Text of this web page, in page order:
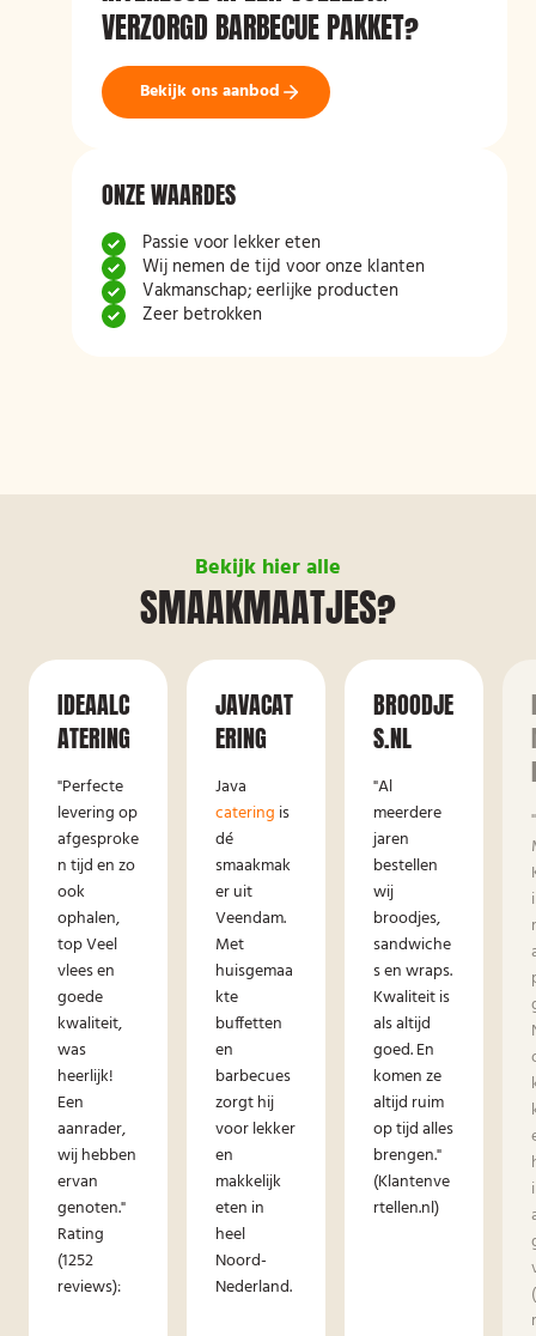
VERZORGD BARBECUE PAKKET?
Bekijk ons aanbod
ONZE WAARDES
Passie voor lekker eten
Wij nemen de tijd voor onze klanten
Vakmanschap; eerlijke producten
Zeer betrokken
Bekijk hier alle
SMAAKMAATJES?
IDEAALC
ATERING
"Perfecte
levering op
afgesproke
n tijd en zo
ook
ophalen,
top Veel
vlees en
goede
kwaliteit,
was
heerlijk!
Een
aanrader,
wij hebben
ervan
genoten."
Rating
(1252
reviews):
JAVACAT
ERING
Java
catering is
dé
smaakmak
er uit
Veendam.
Met
huisgemaa
kte
buffetten
en
barbecues
zorgt hij
voor lekker
en
makkelijk
eten in
heel
Noord-
Nederland.
BROODJE
S.NL
"Al
meerdere
jaren
bestellen
wij
broodjes,
sandwiche
s en wraps.
Kwaliteit is
als altijd
goed. En
komen ze
altijd ruim
op tijd alles
brengen."
(Klantenve
rtellen.nl)